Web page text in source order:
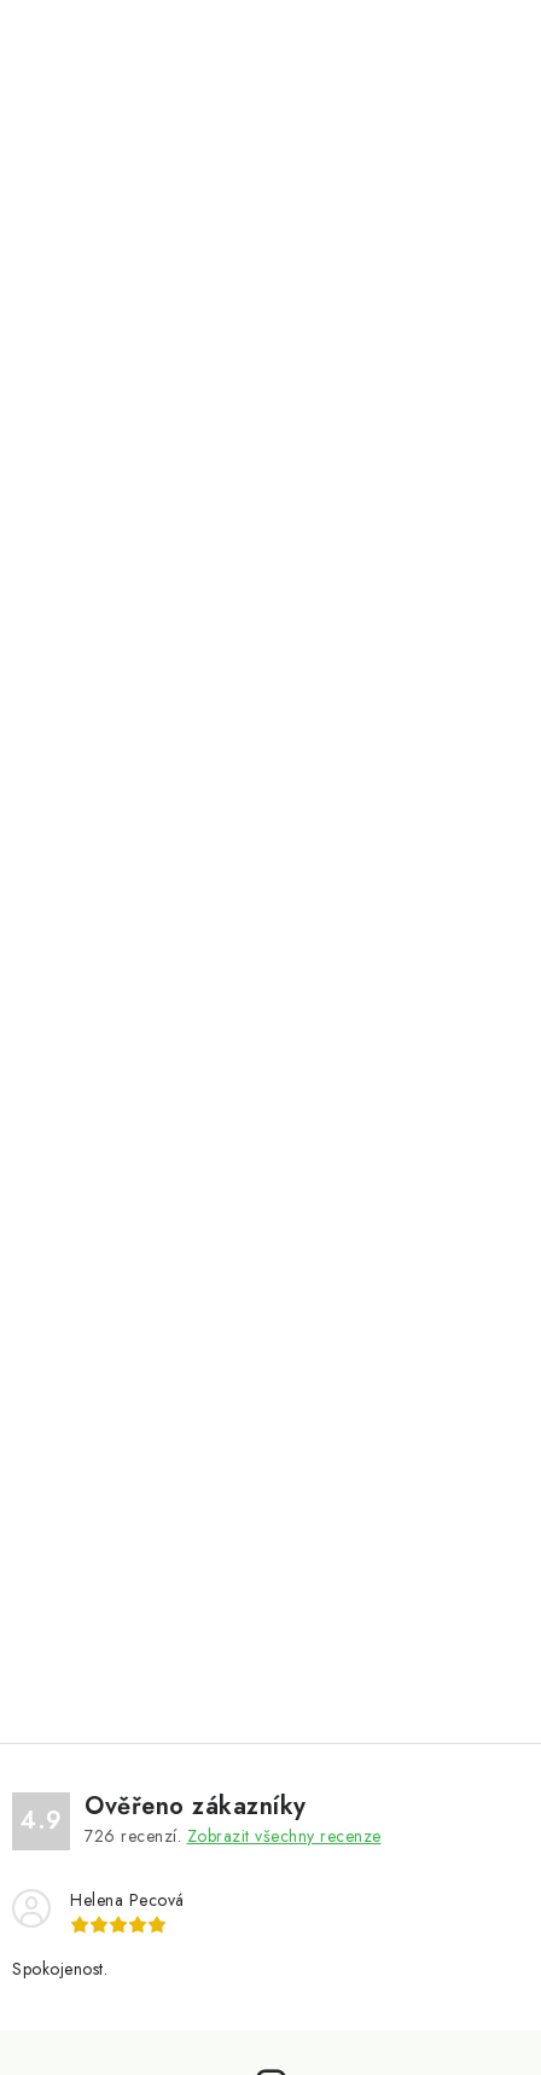
4.9 Ověřeno zákazníky
726 recenzí. Zobrazit všechny recenze
Helena Pecová
Spokojenost.